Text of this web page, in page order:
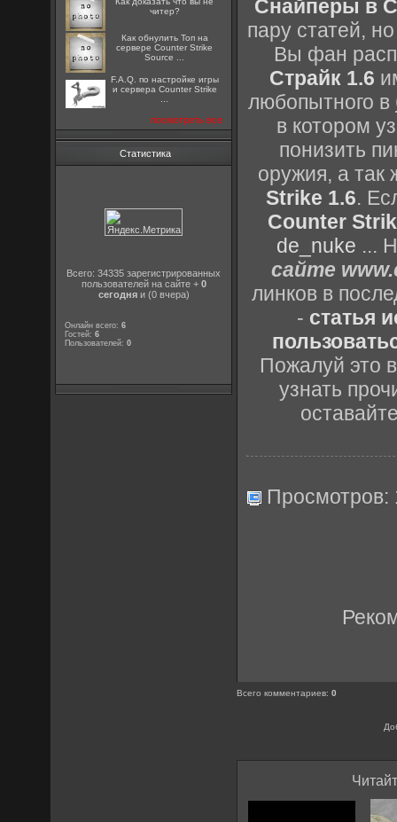
читер?
Как обнулить Топ на
сервере Counter Strike
Source ...
F.A.Q. по настройке игры
и сервера Counter Strike
посмотреть все
Статистика
Всего: 34335 зарегистрированных
пользователей на сайте + 0
сегодняи (0 вчера)
Онлайн всего:6
Гостей:6
Пользователей:0
Снайперы в
пару статей,
Вы фан
Страйк 1.6
любопытного в
в котором
понизить
оружия, а так
Strike 1.6.
Counter
de_nuke ...
сайте
линков в
- статья
Пожалуй это
узнать
Просмотров:
Всего комментариев:0